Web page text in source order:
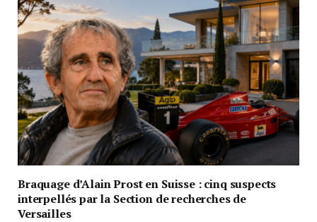
Braquage d’Alain Prost en Suisse : cinq suspects
interpellés par la Section de recherches de
Versailles